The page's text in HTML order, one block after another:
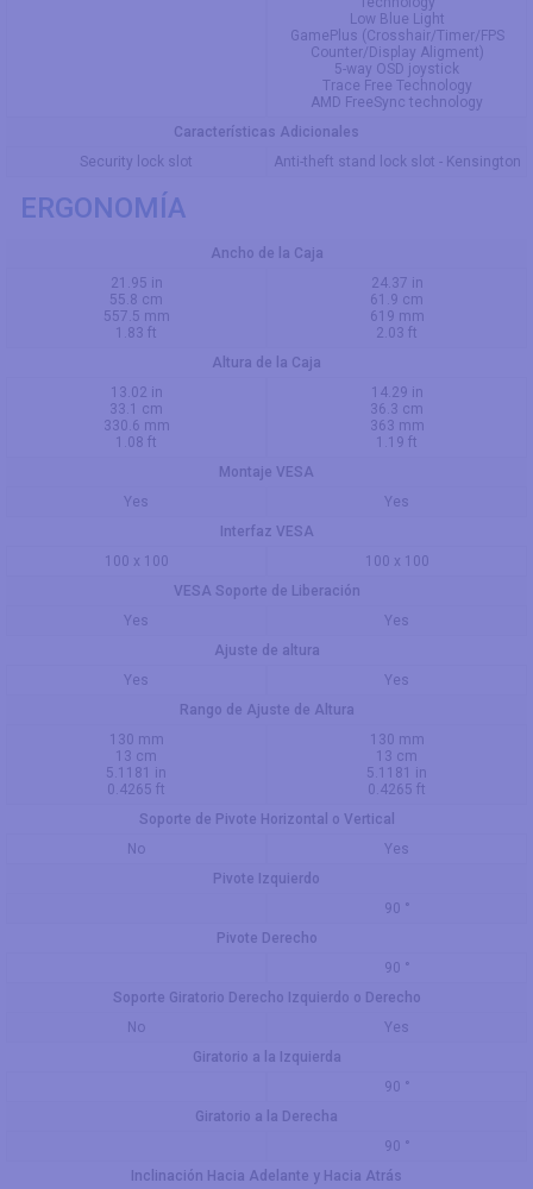
Low Blue Light
GamePlus (Crosshair/Timer/FPS
Counter/Display Aligment)
5-way OSD joystick
Trace Free Technology
AMD FreeSync technology
Características Adicionales
Security lock slot
Anti-theft stand lock slot - Kensington
ERGONOMÍA
Ancho de la Caja
21.95 in
55.8 cm
557.5 mm
1.83 ft
24.37 in
61.9 cm
619 mm
2.03 ft
Altura de la Caja
13.02 in
33.1 cm
330.6 mm
1.08 ft
14.29 in
36.3 cm
363 mm
1.19 ft
Montaje VESA
Yes
Yes
Interfaz VESA
100 x 100
100 x 100
VESA Soporte de Liberación
Yes
Yes
Ajuste de altura
Yes
Yes
Rango de Ajuste de Altura
130 mm
13 cm
5.1181 in
0.4265 ft
130 mm
13 cm
5.1181 in
0.4265 ft
Soporte de Pivote Horizontal o Vertical
No
Yes
Pivote Izquierdo
90 °
Pivote Derecho
90 °
Soporte Giratorio Derecho Izquierdo o Derecho
No
Yes
Giratorio a la Izquierda
90 °
Giratorio a la Derecha
90 °
Inclinación Hacia Adelante y Hacia Atrás